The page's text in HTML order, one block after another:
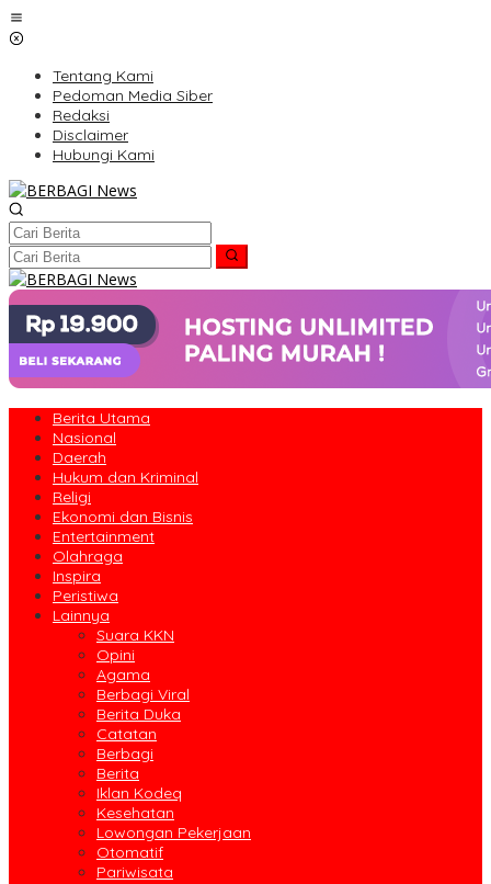
Lewati
ke
Tentang Kami
Pedoman Media Siber
Redaksi
Disclaimer
Hubungi Kami
Berita Utama
Nasional
Daerah
Hukum dan Kriminal
Religi
Ekonomi dan Bisnis
Entertainment
Olahraga
Inspira
Peristiwa
Lainnya
Suara KKN
Opini
Agama
Berbagi Viral
Berita Duka
Catatan
Berbagi
Berita
Iklan Kodeq
Kesehatan
Lowongan Pekerjaan
Otomatif
Pariwisata